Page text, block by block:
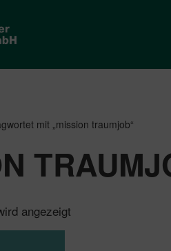
mit „mission traumjob“
angezeigt